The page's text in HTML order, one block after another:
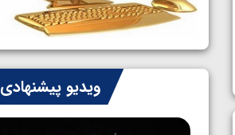
ویدیو پیشنهادی